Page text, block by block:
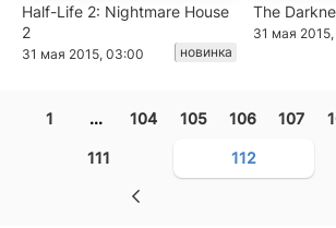
Half-Life 2: Nightmare House
2
31 мая 2015, 03:00 новинка
The
31 мая
1 ... 104 105 106 107
111 112